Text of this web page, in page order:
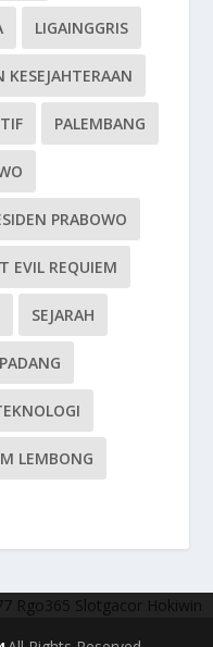
LIGAINGGRIS
PALEMBANG
PRABOWO
EVIL REQUIEM
SEJARAH
LEMBONG
Rgo365 Slotgacor Hokiwin